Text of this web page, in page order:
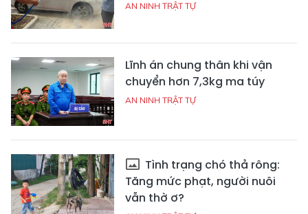
AN NINH TRẬT TỰ
Lĩnh án chung thân khi vận
chuyển hơn 7,3kg ma túy
AN NINH TRẬT TỰ
Tình trạng chó thả rông:
Tăng mức phạt, người nuôi
vẫn thờ ơ?